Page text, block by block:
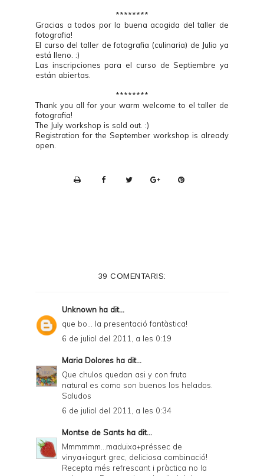
********
Gracias a todos por la buena acogida del taller de
fotografia!
El curso del taller de fotografia (culinaria) de Julio ya
está lleno. :)
Las inscripciones para el curso de Septiembre ya
están abiertas.
********
Thank you all for your warm welcome to el taller de
fotografia!
The July workshop is sold out. :)
Registration for the September workshop is already
open.
i
n
d
l
a
n
39 COMENTARIS:
Unknown ha dit...
que bo... la presentació fantàstica!
6 de juliol del 2011, a les 0:19
Maria Dolores ha dit...
Que chulos quedan asi y con fruta
natural es como son buenos los helados.
Saludos
6 de juliol del 2011, a les 0:34
Montse de Sants ha dit...
Mmmmmm...maduixa+préssec de
vinya+iogurt grec, deliciosa combinació!
Recepta més refrescant i pràctica no la